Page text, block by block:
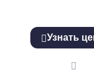
Узнать